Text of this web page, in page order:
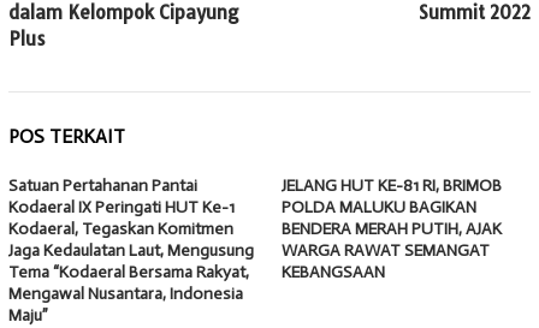
dalam Kelompok Cipayung
Plus
Summit 2022
POS TERKAIT
Satuan Pertahanan Pantai
Kodaeral IX Peringati HUT Ke-1
Kodaeral, Tegaskan Komitmen
Jaga Kedaulatan Laut, Mengusung
Tema “Kodaeral Bersama Rakyat,
Mengawal Nusantara, Indonesia
Maju”
JELANG HUT KE-81 RI, BRIMOB
POLDA MALUKU BAGIKAN
BENDERA MERAH PUTIH, AJAK
WARGA RAWAT SEMANGAT
KEBANGSAAN